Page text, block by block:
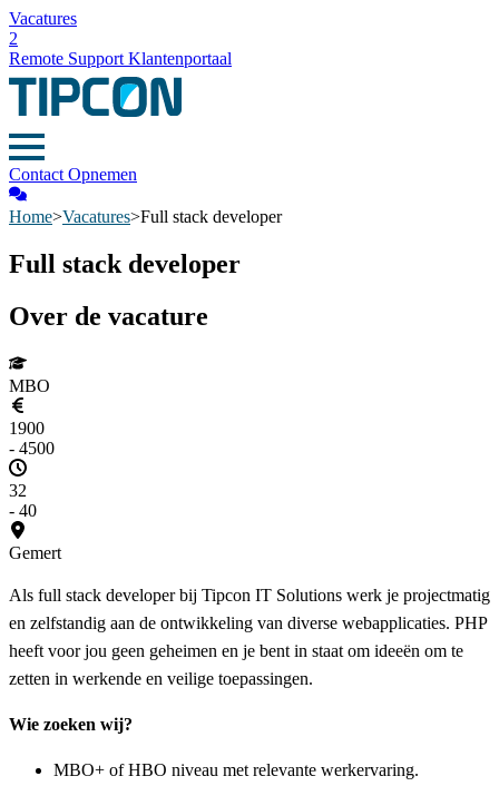
Vacatures
2
Remote Support Klantenportaal
Contact Opnemen
Home>Vacatures>Full stack developer
Full stack developer
Over de vacature
MBO
1900
- 4500
32
- 40
Gemert
Als full stack developer bij Tipcon IT Solutions werk je projectmatig
en zelfstandig aan de ontwikkeling van diverse webapplicaties. PHP
heeft voor jou geen geheimen en je bent in staat om ideeën om te
zetten in werkende en veilige toepassingen.
Wie zoeken wij?
MBO+ of HBO niveau met relevante werkervaring.